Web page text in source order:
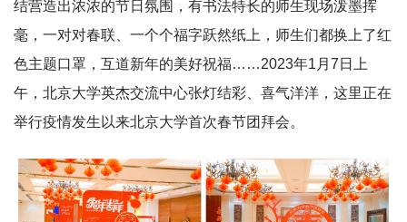
结营造出浓浓的节日氛围，有书法特长的师生现场泼墨挥
毫，一对对春联、一个个福字跃然纸上，师生们都换上了红
色主题口罩，互道新年的美好祝福……2023年1月7日上
午，北京大学英杰交流中心张灯结彩、喜气洋洋，这里正在
举行疫情发生以来北京大学首次春节团拜会。